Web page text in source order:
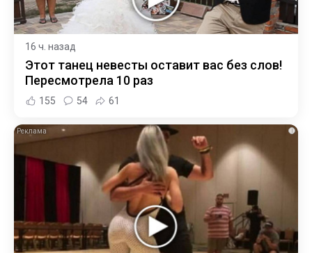
16 ч. назад
Этот танец невесты оставит вас без слов!
Пересмотрела 10 раз
155 54 61
i